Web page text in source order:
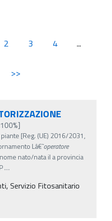
2 3 4 ...
>>
[Reg. (UE) 2016/2031,
Lâ€˜operatore
nato/nata il a provincia
…
Servizio Fitosanitario